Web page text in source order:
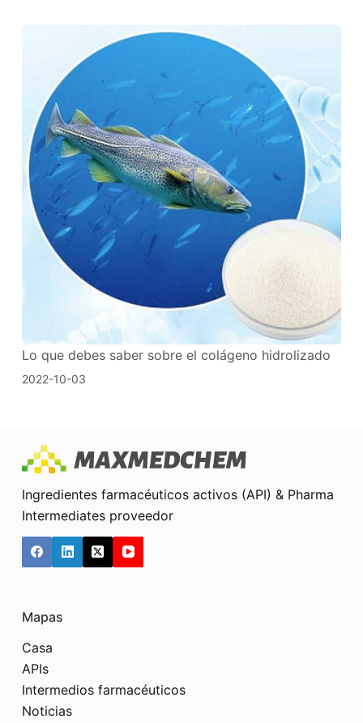
Lo que debes saber sobre el colágeno hidrolizado
2022-10-03
Ingredientes farmacéuticos activos (API) & Pharma
Intermediates proveedor
Mapas
Casa
APIs
Intermedios farmacéuticos
Noticias